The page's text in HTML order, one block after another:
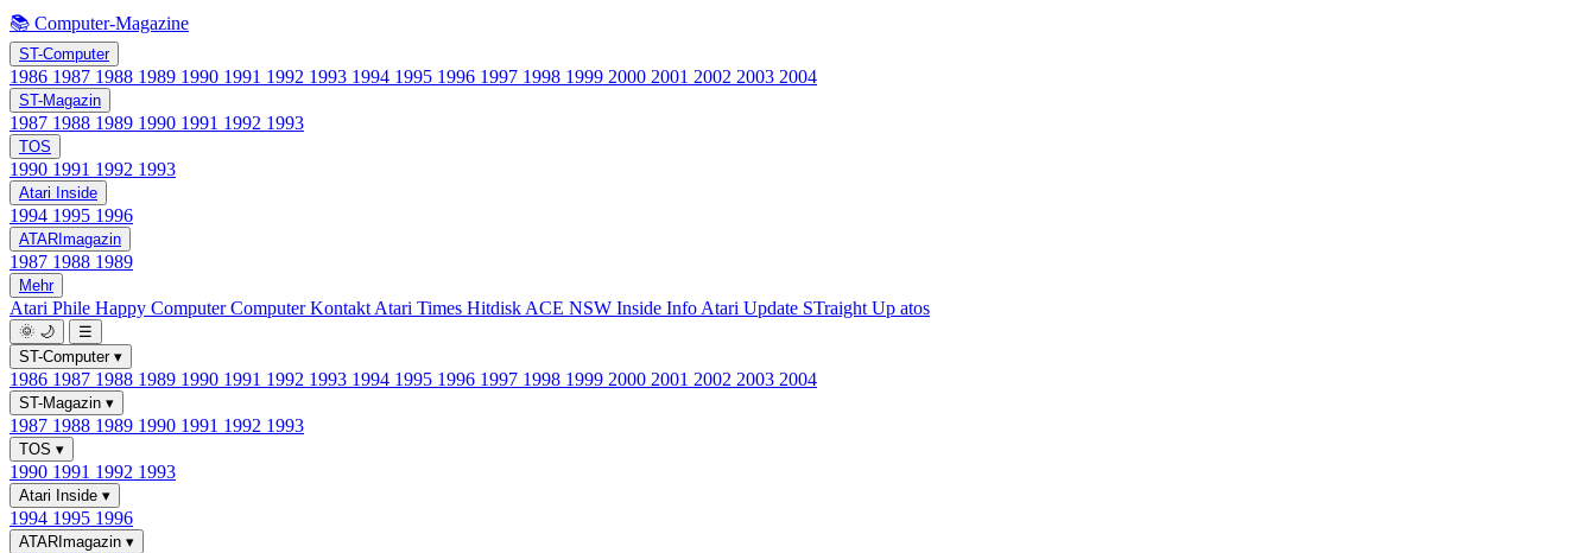
📚 Computer-Magazine
ST-Computer
1986 1987 1988 1989 1990 1991 1992 1993 1994 1995 1996 1997 1998 1999 2000 2001 2002 2003 2004
ST-Magazin
1987 1988 1989 1990 1991 1992 1993
TOS
1990 1991 1992 1993
Atari Inside
1994 1995 1996
ATARImagazin
1987 1988 1989
Mehr
Atari Phile Happy ComputerComputer Kontakt Atari Times Hitdisk ACE NSW Inside Info Atari Update STraight Up atos
🌞 🌙
☰
ST-Computer ▾
1986 1987 1988 1989 1990 1991 1992 1993 1994 1995 1996 1997 1998 1999 2000 2001 2002 2003 2004
ST-Magazin ▾
1987 1988 1989 1990 1991 1992 1993
TOS ▾
1990 1991 1992 1993
Atari Inside ▾
1994 1995 1996
ATARImagazin ▾